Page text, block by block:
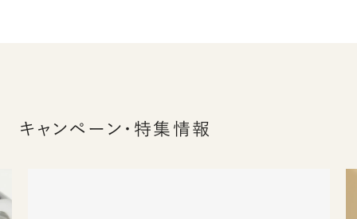
キャンペーン・特集情報